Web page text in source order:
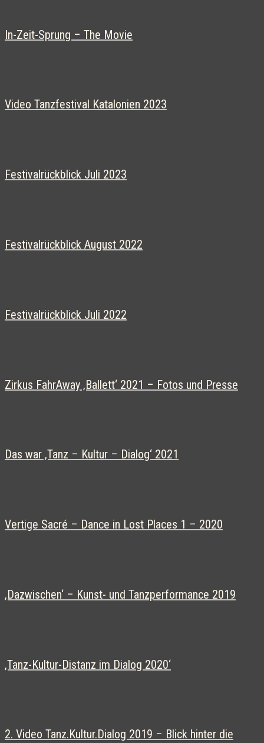
In-Zeit-Sprung – The Movie
Video Tanzfestival Katalonien 2023
Festivalrückblick Juli 2023
Festivalrückblick August 2022
Festivalrückblick Juli 2022
Zirkus FahrAway ‚Ballett‘ 2021 – Fotos und Presse
Das war ‚Tanz – Kultur – Dialog‘ 2021
Vertige Sacré – Dance in Lost Places 1 – 2020
‚Dazwischen‘ – Kunst- und Tanzperformance 2019
‚Tanz-Kultur-Distanz im Dialog 2020‘
2. Video Tanz.Kultur.Dialog 2019 – Blick hinter die